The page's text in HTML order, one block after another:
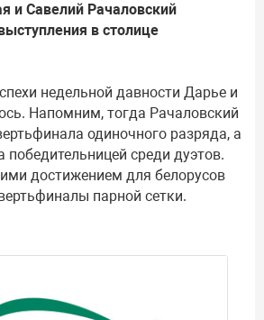
и Савелий Рачаловский
в столице
недельной давности Дарье и
Напомним, тогда Рачаловский
одиночного разряда, а
победительницей среди дуэтов.
достижением для белорусов
парной сетки.